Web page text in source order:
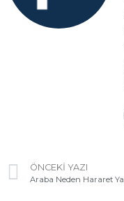
ÖNCEKI YAZI